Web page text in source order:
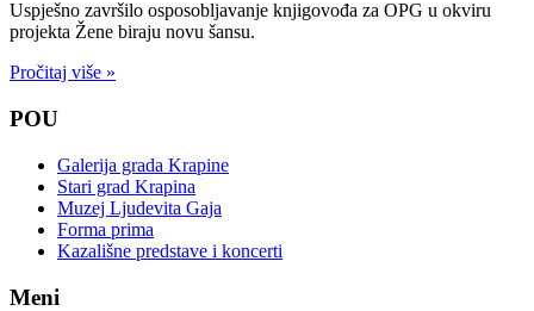
Uspješno završilo osposobljavanje knjigovođa za OPG u okviru
projekta Žene biraju novu šansu.
Pročitaj više »
POU
Galerija grada Krapine
Stari grad Krapina
Muzej Ljudevita Gaja
Forma prima
Kazališne predstave i koncerti
Meni